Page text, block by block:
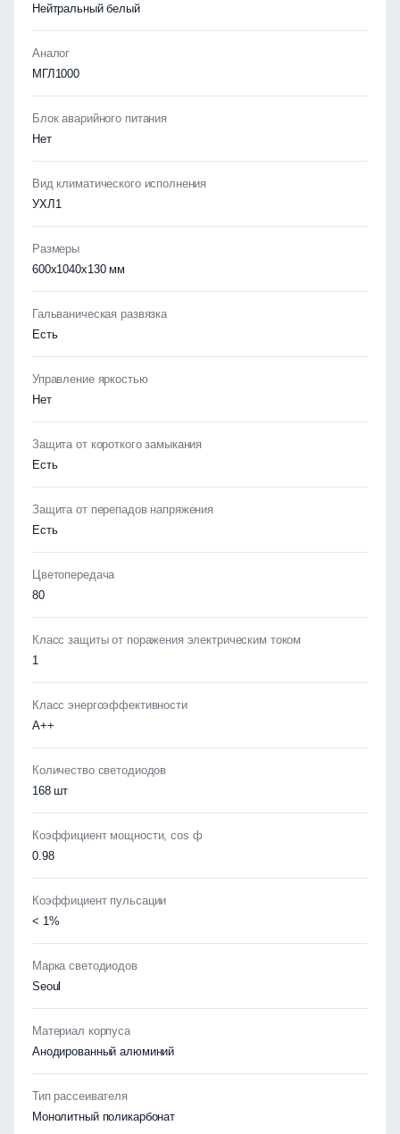
Нейтральный белый
Аналог
МГЛ1000
Блок аварийного питания
Нет
Вид климатического исполнения
УХЛ1
Размеры
600х1040х130 мм
Гальваническая развязка
Есть
Управление яркостью
Нет
Защита от короткого замыкания
Есть
Защита от перепадов напряжения
Есть
Цветопередача
80
Класс защиты от поражения электрическим током
1
Класс энергоэффективности
А++
Количество светодиодов
168 шт
Коэффициент мощности, cos ф
0.98
Коэффициент пульсации
< 1%
Марка светодиодов
Seoul
Материал корпуса
Анодированный алюминий
Тип рассеивателя
Монолитный поликарбонат